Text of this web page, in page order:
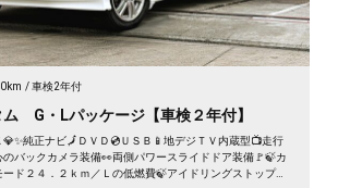
車検2年付
G・Lパッケージ【車検２年付】
純正ナビ🗾ＤＶＤ💿ＵＳＢ📱地デジＴＶ内蔵型📺走行
バックカメラ装備👀両側パワースライドドア装備🚩🍃カ
ド２４．２ｋｍ／Ｌの低燃費🍃アイドリングストップ付